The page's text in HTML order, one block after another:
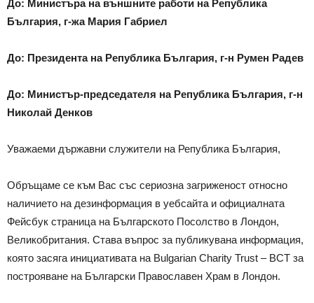
До: Министъра на външните работи на Република
България, г-жа Мария Габриел
До: Президента на Република България, г-н Румен Радев
До: Министър-председателя на Република България, г-н
Николай Денков
Уважаеми държавни служители на Република България,
Обръщаме се към Вас със сериозна загриженост относно
наличието на дезинформация в уебсайта и официалната
Фейсбук страница на Българското Посолство в Лондон,
Великобритания. Става въпрос за публикувана информация,
която засяга инициативата на Bulgarian Charity Trust – BCT за
построяване на Български Православен Храм в Лондон.